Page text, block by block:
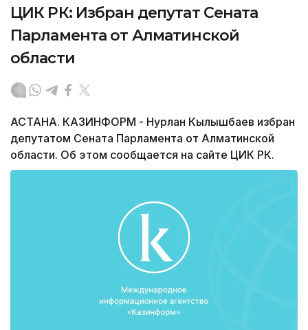
ЦИК РК: Избран депутат Сената
Парламента от Алматинской
области
АСТАНА. КАЗИНФОРМ - Нурлан Кылышбаев избран
депутатом Сената Парламента от Алматинской
области. Об этом сообщается на сайте ЦИК РК.